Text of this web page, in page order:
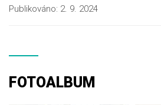
Publikováno: 2. 9. 2024
FOTOALBUM